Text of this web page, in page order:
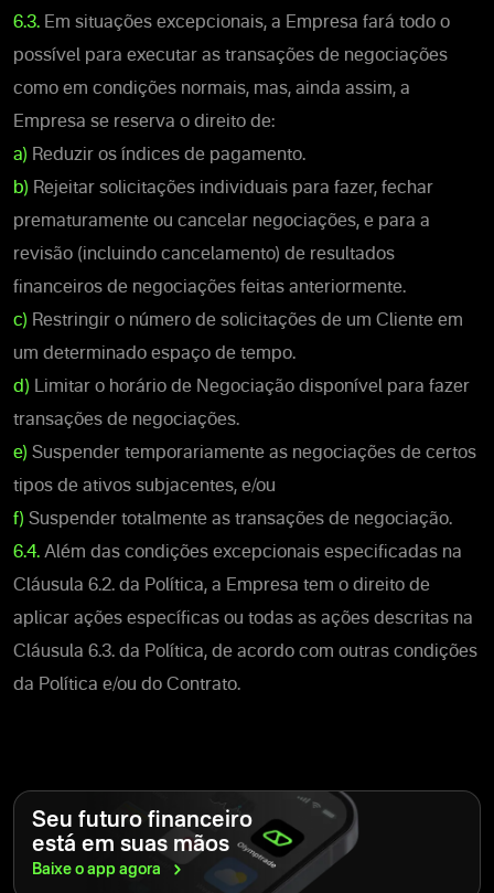
6.3. Em situações excepcionais, a Empresa fará todo o
possível para executar as transações de negociações
como em condições normais, mas, ainda assim, a
Empresa se reserva o direito de:
a) Reduzir os índices de pagamento.
b) Rejeitar solicitações individuais para fazer, fechar
prematuramente ou cancelar negociações, e para a
revisão (incluindo cancelamento) de resultados
financeiros de negociações feitas anteriormente.
c) Restringir o número de solicitações de um Cliente em
um determinado espaço de tempo.
d) Limitar o horário de Negociação disponível para fazer
transações de negociações.
e) Suspender temporariamente as negociações de certos
tipos de ativos subjacentes, e/ou
f) Suspender totalmente as transações de negociação.
6.4. Além das condições excepcionais especificadas na
Cláusula 6.2. da Política, a Empresa tem o direito de
aplicar ações específicas ou todas as ações descritas na
Cláusula 6.3. da Política, de acordo com outras condições
da Política e/ou do Contrato.
Seu futuro financeiro
está em suas mãos
Baixe o app agora